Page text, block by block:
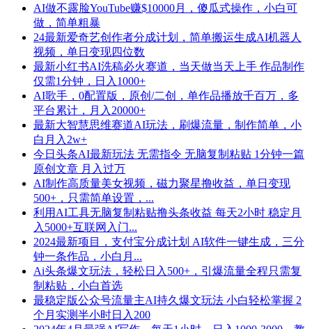
AI做不露脸YouTube赚$10000月，傻瓜式操作，小白可
做，简单粗暴
24最新爱奇艺创作者分成计划，简单搬运生成AI机器人
视频，单日变现四位数
最新小红书AI洗稿必火赛道，当天做当天上手 作品制作
仅需1分钟，日入1000+
AI歌手，0配置版，原创/二创，单作品播放千百万，多
平台累计，月入20000+
最新大智慧思维赛道AI玩法，刷爆流量，制作简单，小
白月入2w+
今日头条AI最新玩法 无需指令 无脑复制粘贴 1分钟一篇
原创文章 月入过万
AI制作高质量美女视频，磁力聚星撸收益，单日变现
500+，只需简单设置，...
利用AI工具无脑复制粘贴撸头条收益 每天2小时 稳定月
入5000+互联网入门...
2024最新项目，支付宝分成计划 AI软件一键生成，三分
钟一条作品，小白月...
Ai头条爆文玩法，轻松日入500+，引爆流量全程只需复
制粘贴，小白首选
最稳定版公众号流量主AI持久爆文玩法 小白轻松掌握 2
个月实测半小时日入200